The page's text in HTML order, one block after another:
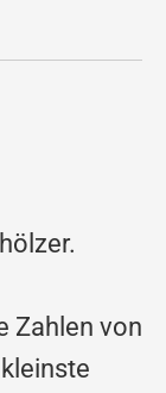
Zahlen von